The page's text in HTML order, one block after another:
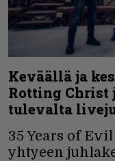
Keväällä ja
Rotting Christ
tulevalta
35 Years of
yhtyeen